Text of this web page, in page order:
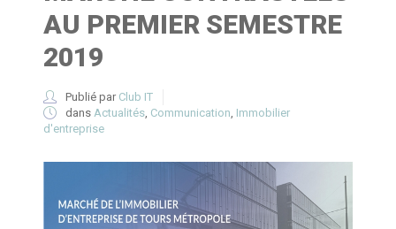
AU PREMIER SEMESTRE
2019
Publié par Club IT
dans Actualités, Communication, Immobilier
d'entreprise